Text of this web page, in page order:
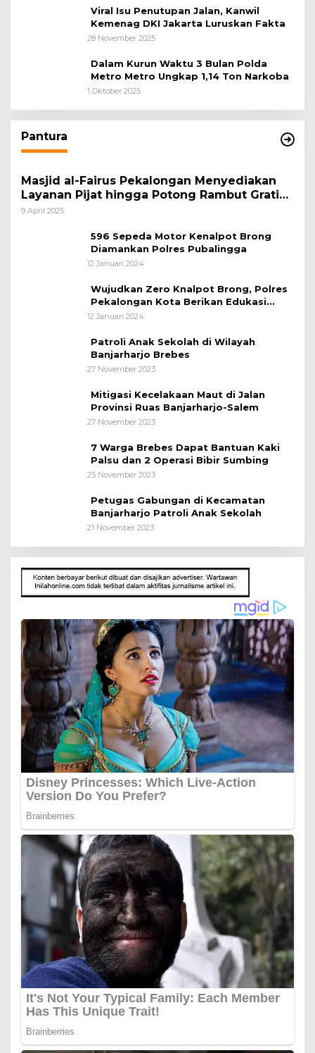
Viral Isu Penutupan Jalan, Kanwil
Kemenag DKI Jakarta Luruskan Fakta
28 November 2025
Dalam Kurun Waktu 3 Bulan Polda
Metro Metro Ungkap 1,14 Ton Narkoba
1 Oktober 2025
Pantura
Masjid al-Fairus Pekalongan Menyediakan
Layanan Pijat hingga Potong Rambut Gratis
bagi Pemudik Lebaran 2025
9 April 2025
596 Sepeda Motor Kenalpot Brong
Diamankan Polres Pubalingga
12 Januari 2024
Wujudkan Zero Knalpot Brong, Polres
Pekalongan Kota Berikan Edukasi
Kepada Pelajar
12 Januari 2024
Patroli Anak Sekolah di Wilayah
Banjarharjo Brebes
27 November 2023
Mitigasi Kecelakaan Maut di Jalan
Provinsi Ruas Banjarharjo-Salem
27 November 2023
7 Warga Brebes Dapat Bantuan Kaki
Palsu dan 2 Operasi Bibir Sumbing
25 November 2023
Petugas Gabungan di Kecamatan
Banjarharjo Patroli Anak Sekolah
21 November 2023